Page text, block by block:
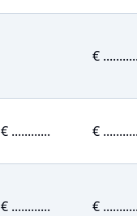
€
€ ............ €
€ ............ €